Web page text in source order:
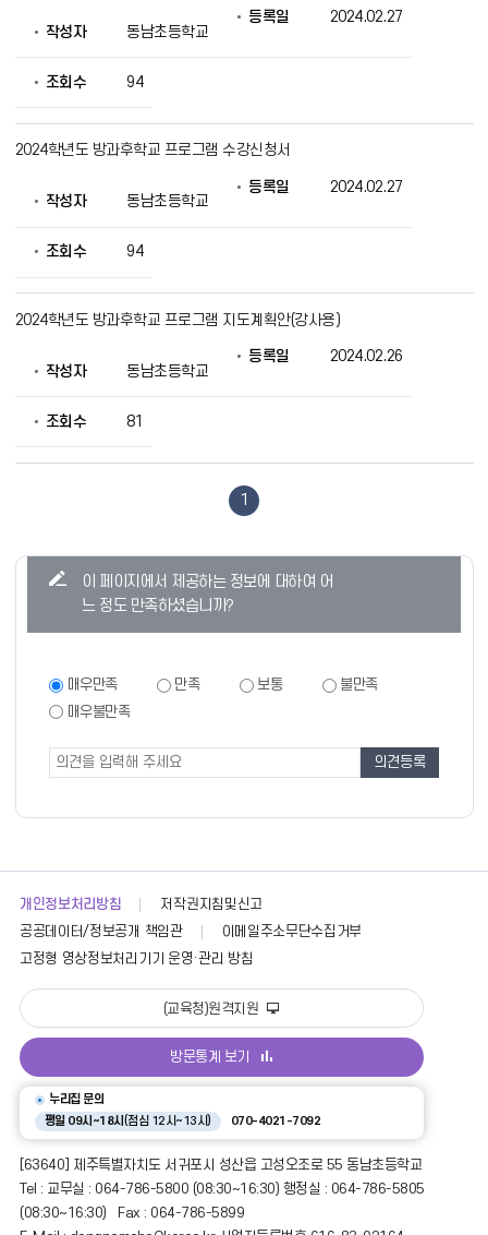
회
의
작성자 동남초등학교
등록일 2024.02.27
조회수 94
2024학년도 방과후학교 프로그램 수강신청서
작성자 동남초등학교
등록일 2024.02.27
조회수 94
2024학년도 방과후학교 프로그램 지도계획안(강사용)
작성자 동남초등학교
등록일 2024.02.26
조회수 81
1
이 페이지에서 제공하는 정보에 대하여 어
느 정도 만족하셨습니까?
만
족
조
사
매우만족 만족 보통
불만족
매우불만족
개인정보처리방침
저작권지침및신고
공공데이터/정보공개 책임관
이메일주소무단수집거부
고정형 영상정보처리기기 운영·관리 방침
(교육청)원격지원
방문통계 보기
누리집 문의
평일 09시~18시 (점심 12시~13시) 070-4021-7092
[63640] 제주특별자치도 서귀포시 성산읍 고성오조로 55 동남초등학교
Tel : 교무실 : 064-786-5800 (08:30~16:30) 행정실 : 064-786-5805
(08:30~16:30) Fax : 064-786-5899